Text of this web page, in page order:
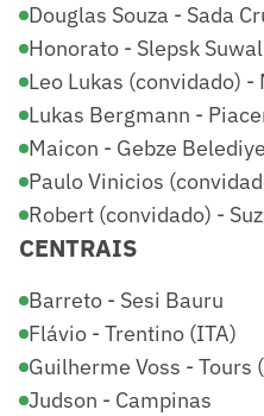
Douglas Souza - Sada
Honorato - Slepsk
Leo Lukas (convidado) -
Lukas Bergmann -
Maicon - Gebze
Paulo Vinicios
Robert (convidado) -
CENTRAIS
Barreto - Sesi Bauru
Flávio - Trentino (ITA)
Guilherme Voss - Tours
Judson - Campinas